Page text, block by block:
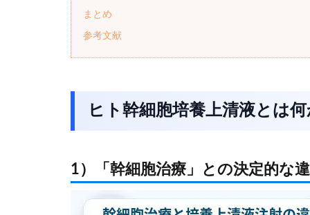
まとめ
参考文献
ヒト幹細胞培養上清液とは
1）「幹細胞治療」との決定的な